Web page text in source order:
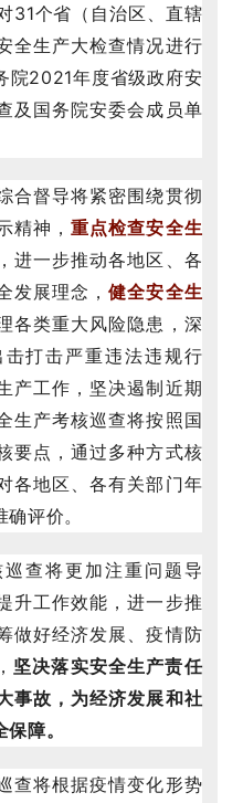
31个省（自治区、直辖
全生产大检查情况进行
院2021年度省级政府安
及国务院安委会成员单
合督导将紧密围绕贯彻
精神，重点检查安全生
，进一步推动各地区、各
发展理念，健全安全生
各类重大风险隐患，深
打击严重违法违规行
产工作，坚决遏制近期
生产考核巡查将按照国
要点，通过多种方式核
各地区、各有关部门年
评价。
查将更加注重问题导
升工作效能，进一步推
做好经济发展、疫情防
坚决落实安全生产责任
事故，为经济发展和社
障。
查将根据疫情变化形势